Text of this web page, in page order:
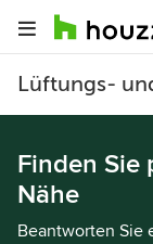
Lüftungs-
Finden Sie
Nähe
Beantworten Sie